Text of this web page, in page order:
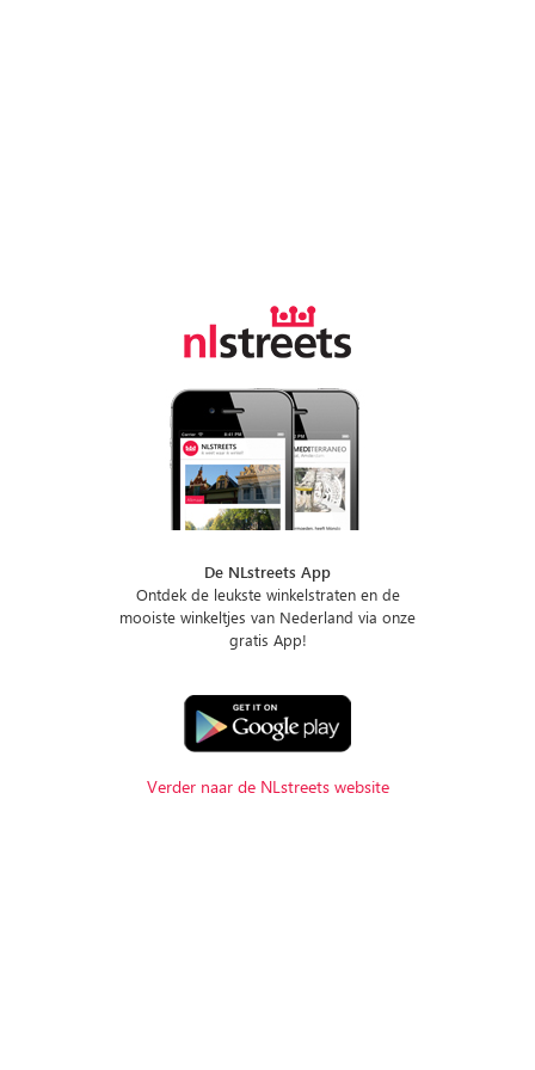
De NLstreets App
Ontdek de leukste winkelstraten en de
mooiste winkeltjes van Nederland via onze
gratis App!
Verder naar de NLstreets website